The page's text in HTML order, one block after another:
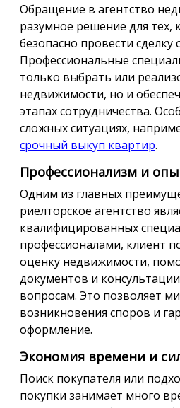
Обращение в агентство
разумное решение для тех,
безопасно провести сделку
Профессиональные
только выбрать или
недвижимости, но и
этапах сотрудничества.
сложных ситуациях,
срочный выкуп квартир.
Профессионализм и
Одним из главных
риелторское агентство
квалифицированных
профессионалами, клиент
оценку недвижимости,
документов и
вопросам. Это позволяет
возникновения споров и
оформление.
Экономия времени и
Поиск покупателя или
покупки занимает много